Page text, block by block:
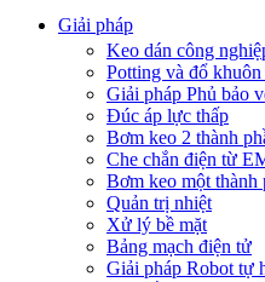
Giải pháp
Keo dán công
Potting và đổ khuôn
Giải pháp Phủ bảo
Đúc áp lực thấp
Bơm keo 2 thành
Che chắn điện từ
Bơm keo một thành
Quản trị nhiệt
Xử lý bề mặt
Bảng mạch điện tử
Giải pháp Robot tự